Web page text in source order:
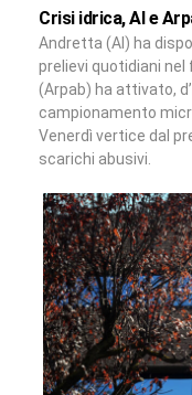
Crisi idrica, Al e
Andretta (Al) ha
prelievi quotidiani
(Arpab) ha attivato,
campionamento
Venerdì vertice dal
scarichi abusivi.